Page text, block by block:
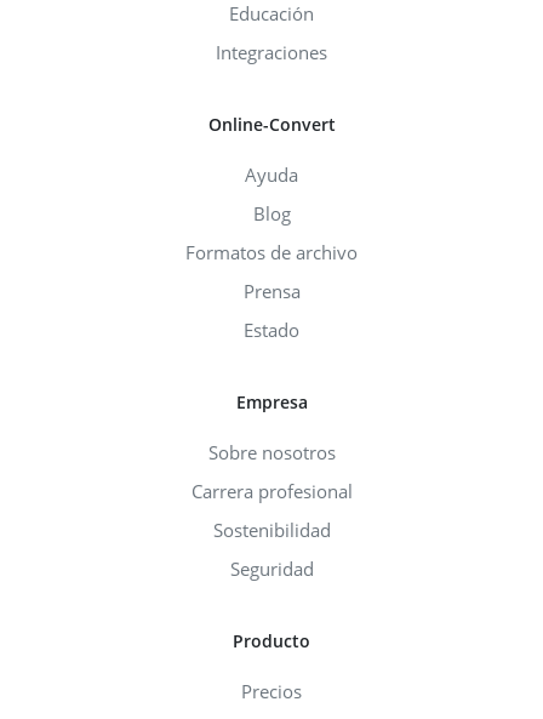
Educación
Integraciones
Online-Convert
Ayuda
Blog
Formatos de archivo
Prensa
Estado
Empresa
Sobre nosotros
Carrera profesional
Sostenibilidad
Seguridad
Producto
Precios